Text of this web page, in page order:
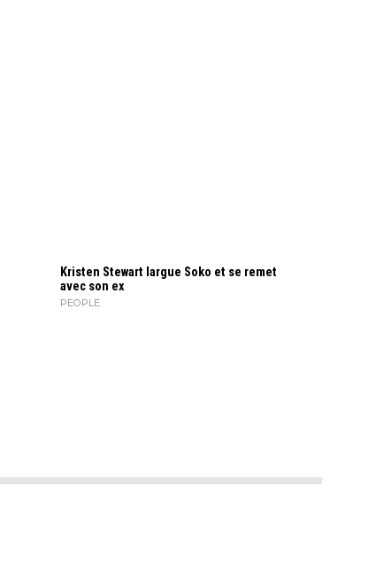
Kristen Stewart largue Soko et se remet
avec son ex
PEOPLE